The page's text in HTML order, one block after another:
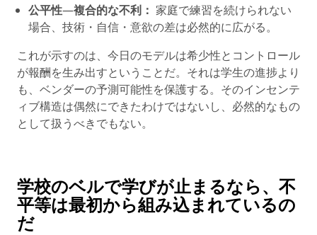
公平性—複合的な不利： 家庭で練習を続けられない
場合、技術・自信・意欲の差は必然的に広がる。
これが示すのは、今日のモデルは希少性とコントロール
が報酬を生み出すということだ。それは学生の進捗より
も、ベンダーの予測可能性を保護する。そのインセンテ
ィブ構造は偶然にできたわけではないし、必然的なもの
として扱うべきでもない。
学校のベルで学びが止まるなら、不
平等は最初から組み込まれているの
だ